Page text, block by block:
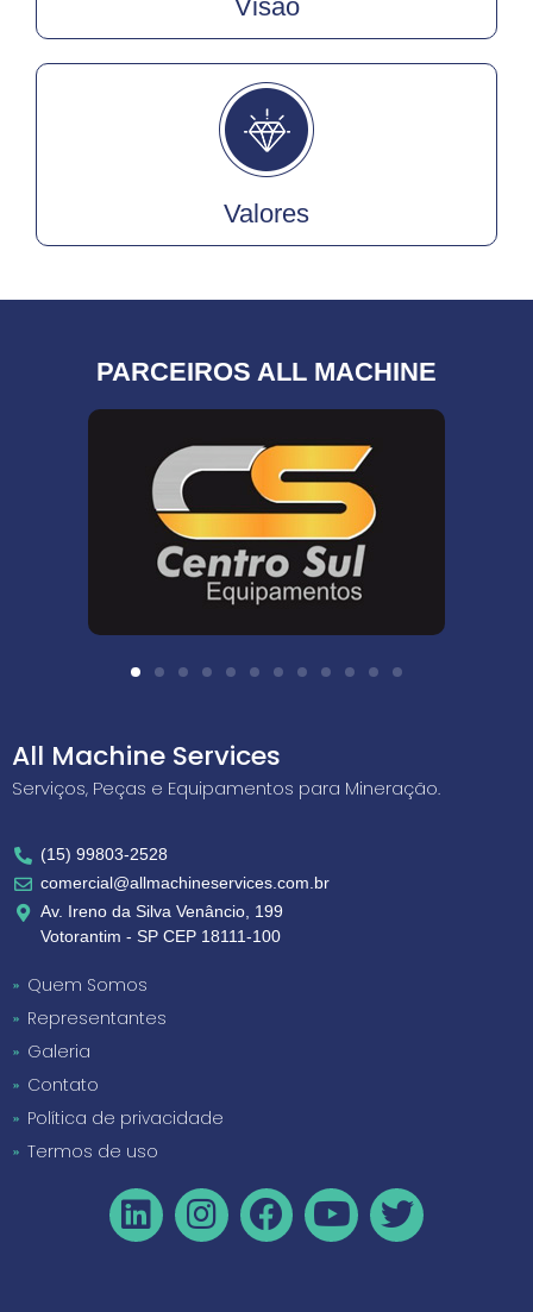
Visão
Valores
PARCEIROS ALL MACHINE
All Machine Services
Serviços, Peças e Equipamentos para Mineração.
(15) 99803-2528
comercial@allmachineservices.com.br
Av. Ireno da Silva Venâncio, 199
Votorantim - SP CEP 18111-100
Quem Somos
Representantes
Galeria
Contato
Política de privacidade
Termos de uso